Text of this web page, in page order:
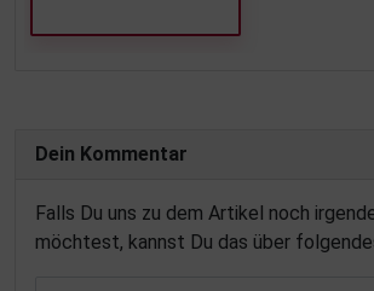
Dein Kommentar
Falls Du uns zu dem Artikel noch
möchtest, kannst Du das über